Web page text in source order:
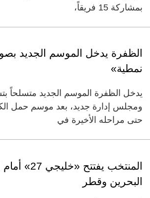
بمشاركة 15 فريقاً،
الظفرة يدخل الموسم الجديد
نمطية»
يدخل الظفرة الموسم الجديد متسلحاً
ومجلس إدارة جديد، بعد موسم حمل
حتى مراحله الأخيرة في
المنتخب يفتتح
البحرين وقطر